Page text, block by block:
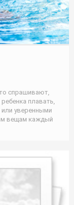
спрашивают,
плавать,
уверенными
вещам каждый